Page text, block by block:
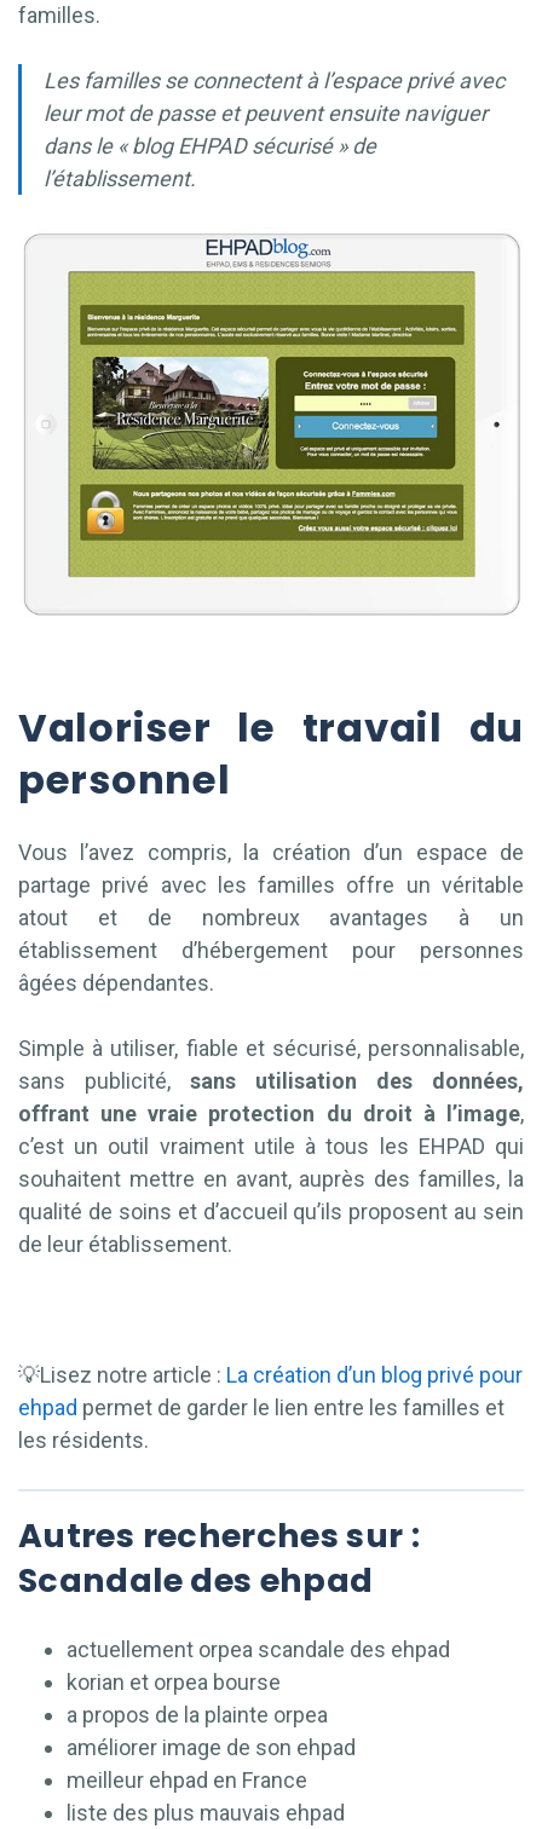
familles.
Les familles se connectent à l’espace privé avec
leur mot de passe et peuvent ensuite naviguer
dans le « blog EHPAD sécurisé » de
l’établissement.
Valoriser le travail du
personnel
Vous l’avez compris, la création d’un espace de
partage privé avec les familles offre un véritable
atout et de nombreux avantages à un
établissement d’hébergement pour personnes
âgées dépendantes.
Simple à utiliser, fiable et sécurisé, personnalisable,
sans publicité, sans utilisation des données,
offrant une vraie protection du droit à l’image,
c’est un outil vraiment utile à tous les EHPAD qui
souhaitent mettre en avant, auprès des familles, la
qualité de soins et d’accueil qu’ils proposent au sein
de leur établissement.
💡Lisez notre article : La création d’un blog privé pour
ehpad permet de garder le lien entre les familles et
les résidents.
Autres recherches sur :
Scandale des ehpad
actuellement orpea scandale des ehpad
korian et orpea bourse
a propos de la plainte orpea
améliorer image de son ehpad
meilleur ehpad en France
liste des plus mauvais ehpad